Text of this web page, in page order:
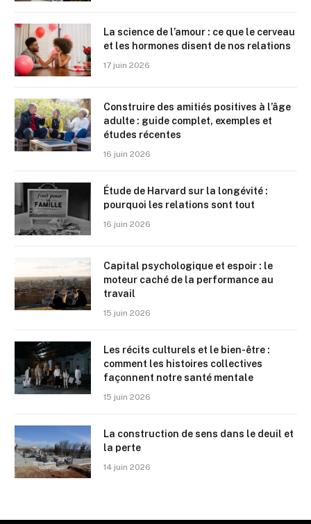
La science de l’amour : ce que le cerveau
et les hormones disent de nos relations
17 juin 2026
Construire des amitiés positives à l’âge
adulte : guide complet, exemples et
études récentes
16 juin 2026
Étude de Harvard sur la longévité :
pourquoi les relations sont tout
16 juin 2026
Capital psychologique et espoir : le
moteur caché de la performance au
travail
15 juin 2026
Les récits culturels et le bien-être :
comment les histoires collectives
façonnent notre santé mentale
15 juin 2026
La construction de sens dans le deuil et
la perte
14 juin 2026